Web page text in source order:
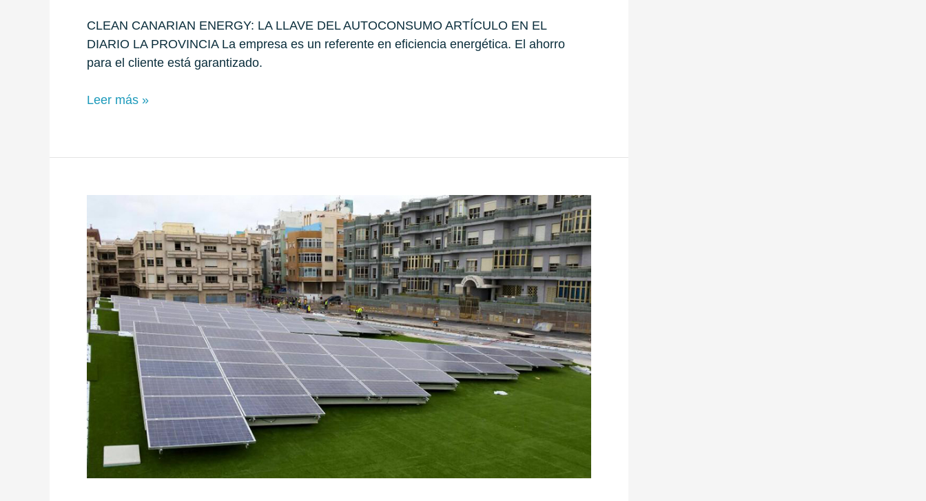
CLEAN CANARIAN ENERGY: LA LLAVE DEL AUTOCONSUMO ARTÍCULO EN EL
DIARIO LA PROVINCIA La empresa es un referente en eficiencia energética. El ahorro
para el cliente está garantizado.
Leer más »
FRENAR
EL
CAMBIO
CLIMÁTICO